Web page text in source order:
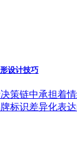
设计技巧
策链中承担着
标识差异化表达